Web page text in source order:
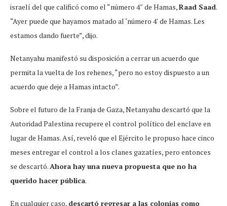
israelí del que calificó como el “número 4″ de Hamas,Raad Saad.
“Ayer puede que hayamos matado al ‘número 4′ de Hamas. Les
estamos dando fuerte”, dijo.
Netanyahu manifestó su disposición a cerrar un acuerdo que
permita la vuelta de los rehenes, “pero no estoy dispuesto a un
acuerdo que deje a Hamas intacto”.
Sobre el futuro de la Franja de Gaza, Netanyahu descartó que la
Autoridad Palestina recupere el control político del enclave en
lugar de Hamas. Así, reveló que el Ejército le propuso hace cinco
meses entregar el control a los clanes gazatíes, pero entonces
se descartó.Ahora hay una nueva propuesta que no ha
querido hacer pública.
En cualquier caso, descartó regresar a las colonias como